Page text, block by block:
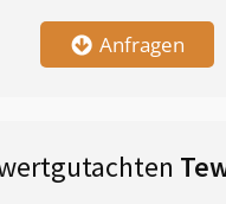
Anfragen